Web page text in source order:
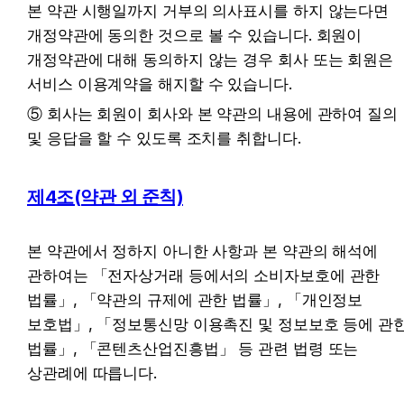
본 약관 시행일까지 거부의 의사표시를 하지 않는다면
개정약관에 동의한 것으로 볼 수 있습니다. 회원이
개정약관에 대해 동의하지 않는 경우 회사 또는 회원은
서비스 이용계약을 해지할 수 있습니다.
⑤ 회사는 회원이 회사와 본 약관의 내용에 관하여 질의
및 응답을 할 수 있도록 조치를 취합니다.
제4조(약관 외 준칙)
본 약관에서 정하지 아니한 사항과 본 약관의 해석에
관하여는 「전자상거래 등에서의 소비자보호에 관한
법률」, 「약관의 규제에 관한 법률」, 「개인정보
보호법」, 「정보통신망 이용촉진 및 정보보호 등에 관
법률」, 「콘텐츠산업진흥법」 등 관련 법령 또는
상관례에 따릅니다.